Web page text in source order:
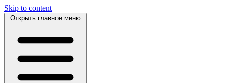
Skip to content
Открыть главное меню